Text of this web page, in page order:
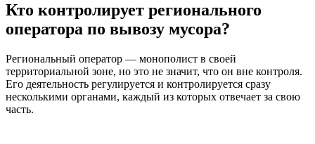
Кто контролирует регионального
оператора по вывозу мусора?
Региональный оператор — монополист в своей
территориальной зоне, но это не значит, что он вне контроля.
Его деятельность регулируется и контролируется сразу
несколькими органами, каждый из которых отвечает за свою
часть.